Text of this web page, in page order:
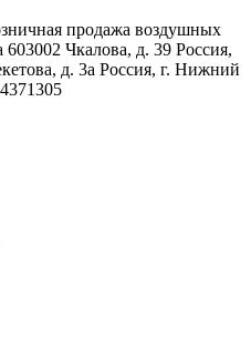
продажа воздушных
603002 Чкалова, д. 39 Россия,
д. 3а Россия, г. Нижний